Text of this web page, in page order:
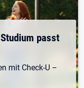
passt
mit Check-U –